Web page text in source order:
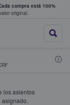
compra está 100%
original.
donde
los asientos
asignado.